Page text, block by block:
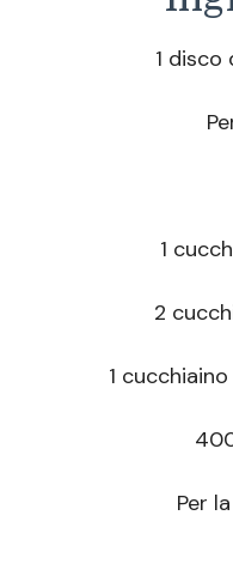
1 disco
1
2
1
Per